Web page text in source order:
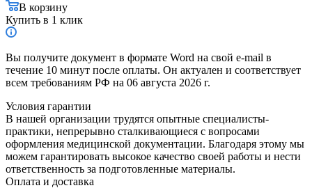
В корзину
Купить в 1 клик
Вы получите документ в формате Word на свой e-mail в
течение 10 минут после оплаты. Он актуален и соответствует
всем требованиям РФ на 06 августа 2026 г.
Условия гарантии
В нашей организации трудятся опытные специалисты-
практики, непрерывно сталкивающиеся с вопросами
оформления медицинской документации. Благодаря этому мы
можем гарантировать высокое качество своей работы и нести
ответственность за подготовленные материалы.
Оплата и доставка